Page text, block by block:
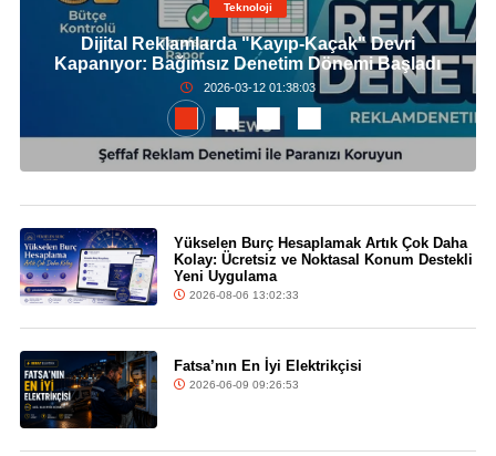
Teknoloji
Dijital Reklamlarda "Kayıp-Kaçak" Devri
Kapanıyor: Bağımsız Denetim Dönemi Başladı
2026-03-12 01:38:03
Yükselen Burç Hesaplamak Artık Çok Daha
Kolay: Ücretsiz ve Noktasal Konum Destekli
Yeni Uygulama
2026-08-06 13:02:33
Fatsa’nın En İyi Elektrikçisi
2026-06-09 09:26:53